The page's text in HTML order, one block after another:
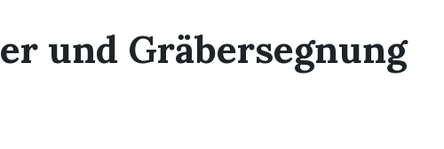
und Gräbersegnung